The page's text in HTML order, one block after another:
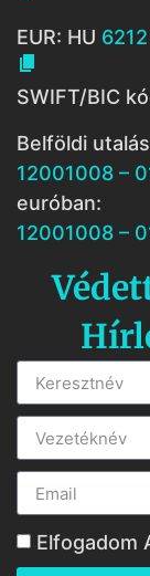
EUR: HU

SWIFT/BIC
Belföldi
12001008 –
euróban:
12001008 –
Elfogadom